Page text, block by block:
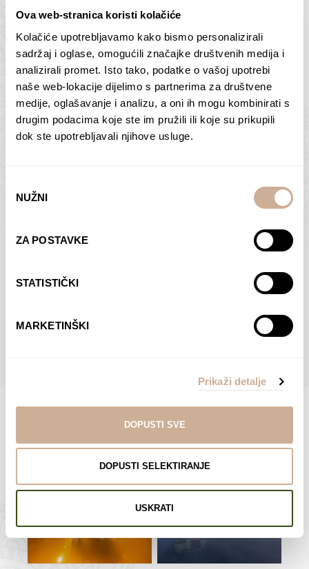
Ova web-stranica koristi kolačiće
Kolačiće upotrebljavamo kako bismo personalizirali
sadržaj i oglase, omogućili značajke društvenih medija i
analizirali promet. Isto tako, podatke o vašoj upotrebi
naše web-lokacije dijelimo s partnerima za društvene
medije, oglašavanje i analizu, a oni ih mogu kombinirati s
drugim podacima koje ste im pružili ili koje su prikupili
dok ste upotrebljavali njihove usluge.
pristanka
NUŽNI
ZA POSTAVKE
STATISTIČKI
MARKETINŠKI
Prikaži detalje
DOPUSTI SVE
DOPUSTI SELEKTIRANJE
USKRATI
Butan – ljudi 2
75,00€ – 138,00€Raspon
cijena:
od
75,00 €
138,00 €
ODABERI OPCIJE
Antarktika – krajolik
2
75,00€ – 138,00€Raspon
cijena:
od
ODABERI OPCIJE
Dolac
ODABERI OPCIJE
Moreškanti – sjena
€Raspon
od
75,00 €
do
138,00 €
ODABERI OPCIJE
POGLEDAJTE SVE PROIZVODE U OVOJ KATEGORIJI
Limited Edition Fotografije